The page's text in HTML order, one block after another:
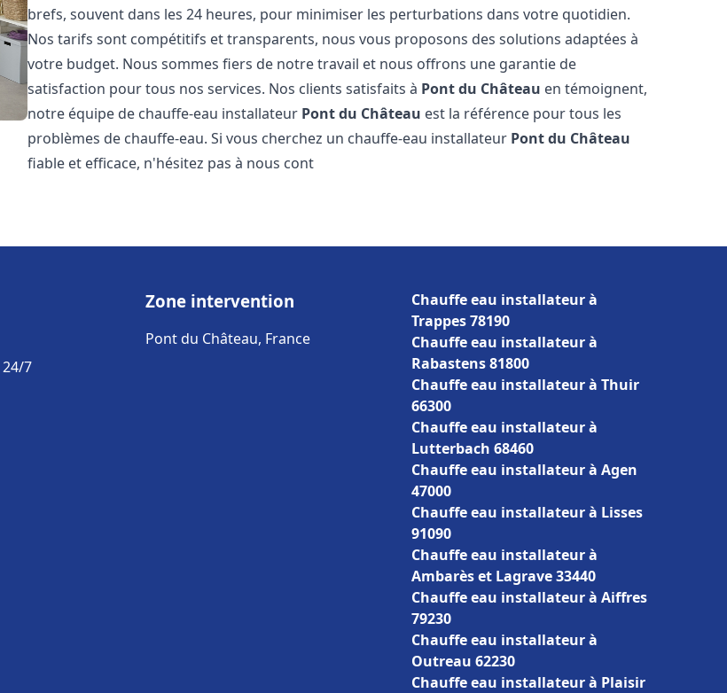
brefs, souvent dans les 24 heures, pour minimiser les perturbations dans votre quotidien.
Nos tarifs sont compétitifs et transparents, nous vous proposons des solutions adaptées à
votre budget. Nous sommes fiers de notre travail et nous offrons une garantie de
satisfaction pour tous nos services. Nos clients satisfaits à Pont du Château en témoignent,
notre équipe de chauffe-eau installateur Pont du Château est la référence pour tous les
problèmes de chauffe-eau. Si vous cherchez un chauffe-eau installateur Pont du Château
fiable et efficace, n'hésitez pas à nous cont
7
Zone intervention
Pont du Château, France
Chauffe eau installateur à
Trappes 78190
Chauffe eau installateur à
Rabastens 81800
Chauffe eau installateur à Thuir
66300
Chauffe eau installateur à
Lutterbach 68460
Chauffe eau installateur à Agen
47000
Chauffe eau installateur à Lisses
91090
Chauffe eau installateur à
Ambarès et Lagrave 33440
Chauffe eau installateur à Aiffres
79230
Chauffe eau installateur à
Outreau 62230
Chauffe eau installateur à Plaisir